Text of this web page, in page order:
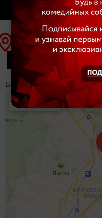
ГРАНИ
Большая Горная ул., 324А